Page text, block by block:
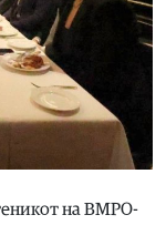
на ВМРО-